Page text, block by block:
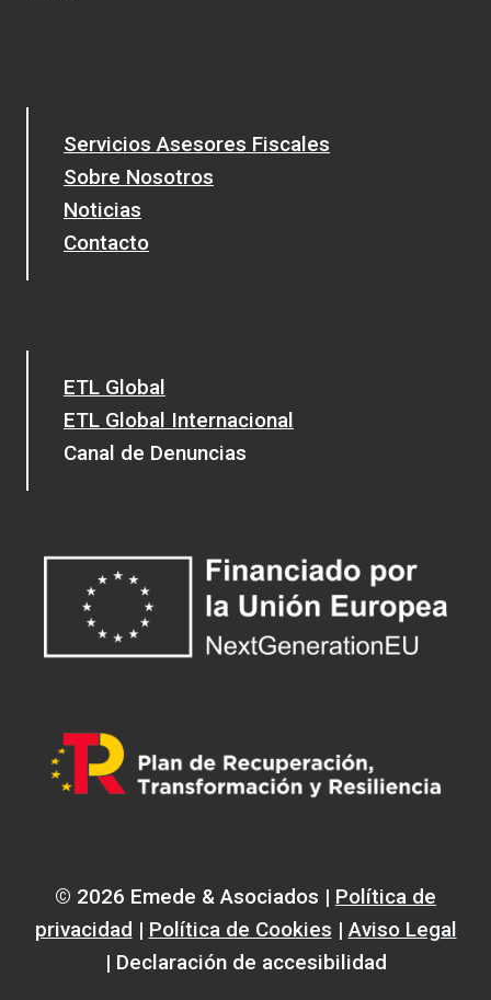
Servicios Asesores Fiscales
Sobre Nosotros
Noticias
Contacto
ETL Global
ETL Global Internacional
Canal de Denuncias
© 2026 Emede & Asociados | Política de
privacidad | Política de Cookies |Aviso Legal
| Declaración de accesibilidad